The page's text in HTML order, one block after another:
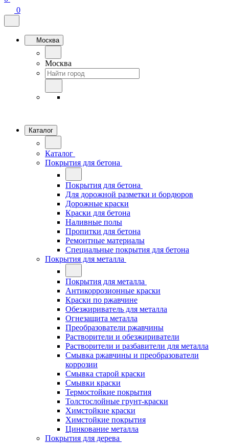
0
Москва
Москва
Каталог
Каталог
Покрытия для бетона
Покрытия для бетона
Для дорожной разметки и бордюров
Дорожные краски
Краски для бетона
Наливные полы
Пропитки для бетона
Ремонтные материалы
Специальные покрытия для бетона
Покрытия для металла
Покрытия для металла
Антикоррозионные краски
Краски по ржавчине
Обезжириватель для металла
Огнезащита металла
Преобразователи ржавчины
Растворители и обезжириватели
Растворители и разбавители для металла
Смывка ржавчины и преобразователи
коррозии
Смывка старой краски
Смывки краски
Термостойкие покрытия
Толстослойные грунт-краски
Химстойкие краски
Химстойкие покрытия
Цинкование металла
Покрытия для дерева